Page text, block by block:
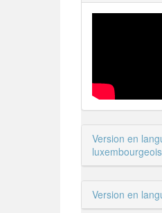
Version en
Version en